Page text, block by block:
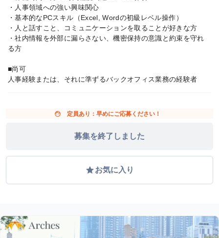
・人事領域への強い興味関心
・基本的なPCスキル（Excel, Wordの初級レベル操作）
・人と話すこと、コミュニケーションを取ることが好きな方
・社内情報を外部に漏らさない、機密保持の意識と約束を守れ
る方
■尚可
人事経験または、それに準ずるバックオフィス業務の経験者
face 定員あり：早めにご応募ください！
募集を終了しました
gradeお気に入り